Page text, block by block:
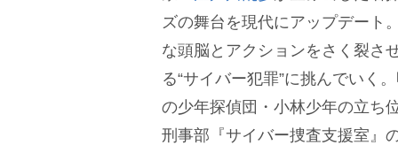
ズの舞台を現代にアップデート
な頭脳とアクションをさく裂さ
る“サイバー犯罪”に挑んでいく
の少年探偵団・小林少年の立ち
刑事部『サイバー捜査支援室』